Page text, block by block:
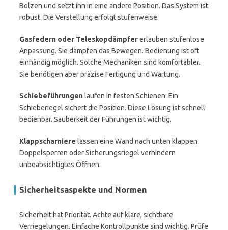
Bolzen und setzt ihn in eine andere Position. Das System ist
robust. Die Verstellung erfolgt stufenweise.
Gasfedern oder Teleskopdämpfererlauben stufenlose
Anpassung. Sie dämpfen das Bewegen. Bedienung ist oft
einhändig möglich. Solche Mechaniken sind komfortabler.
Sie benötigen aber präzise Fertigung und Wartung.
Schiebeführungen laufen in festen Schienen. Ein
Schieberiegel sichert die Position. Diese Lösung ist schnell
bedienbar. Sauberkeit der Führungen ist wichtig.
Klappscharniere lassen eine Wand nach unten klappen.
Doppelsperren oder Sicherungsriegel verhindern
unbeabsichtigtes Öffnen.
Sicherheitsaspekte und Normen
Sicherheit hat Priorität. Achte auf klare, sichtbare
Verriegelungen. Einfache Kontrollpunkte sind wichtig. Prüfe